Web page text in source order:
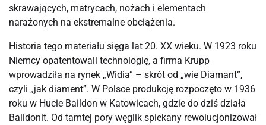
skrawających, matrycach, nożach i elementach
narażonych na ekstremalne obciążenia.
Historia tego materiału sięga lat 20. XX wieku. W 1923 roku
Niemcy opatentowali technologię, a firma Krupp
wprowadziła na rynek „Widia” – skrót od „wie Diamant”,
czyli „jak diament”. W Polsce produkcję rozpoczęto w 1936
roku w Hucie Baildon w Katowicach, gdzie do dziś działa
Baildonit. Od tamtej pory węglik spiekany rewolucjonizował